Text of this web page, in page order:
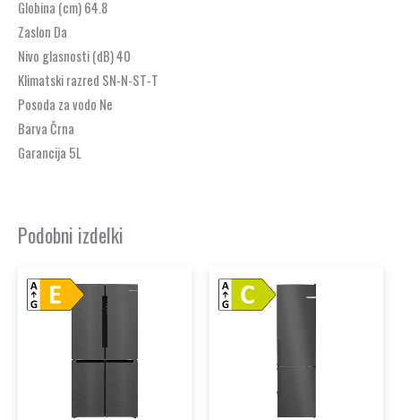
Globina (cm) 64.8
Zaslon Da
Nivo glasnosti (dB) 40
Klimatski razred SN-N-ST-T
Posoda za vodo Ne
Barva Črna
Garancija 5L
Podobni izdelki